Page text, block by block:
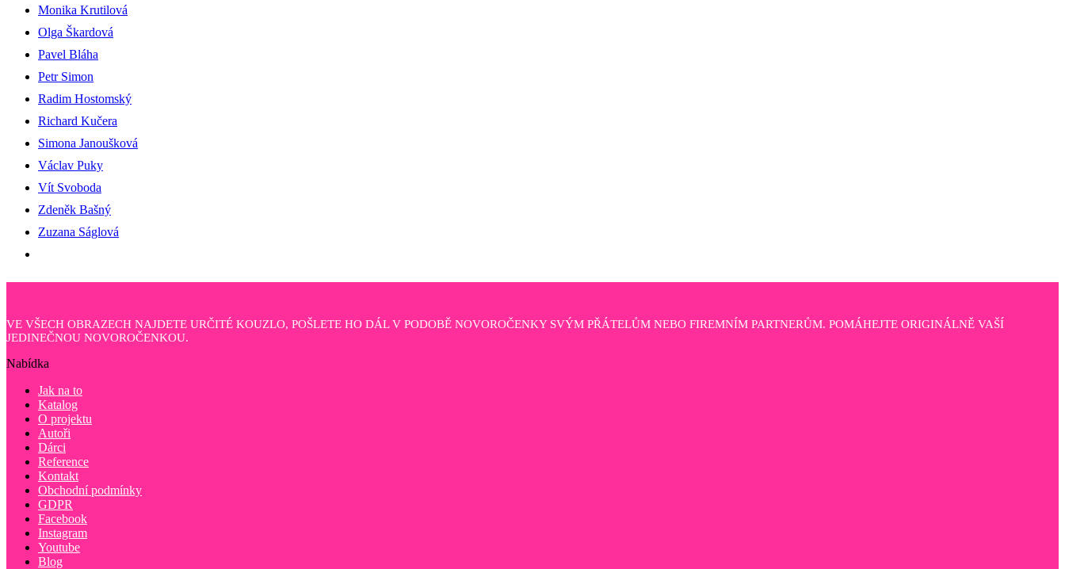
Monika Krutilová
Olga Škardová
Pavel Bláha
Petr Simon
Radim Hostomský
Richard Kučera
Simona Janoušková
Václav Puky
Vít Svoboda
Zdeněk Bašný
Zuzana Ságlová
VE VŠECH OBRAZECH NAJDETE URČITÉ KOUZLO, POŠLETE HO DÁL V PODOBĚ NOVOROČENKY SVÝM PŘÁTELŮM NEBO FIREMNÍM PARTNERŮM. POMÁHEJTE ORIGINÁLNĚ VAŠÍ
JEDINEČNOU NOVOROČENKOU.
Nabídka
Jak na to
Katalog
O projektu
Autoři
Dárci
Reference
Kontakt
Obchodní podmínky
GDPR
Facebook
Instagram
Youtube
Blog